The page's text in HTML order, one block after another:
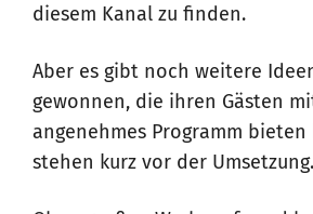
diesem Kanal zu finden.
Aber es gibt noch weitere
gewonnen, die ihren Gästen
angenehmes Programm
stehen kurz vor der Umsetzung.